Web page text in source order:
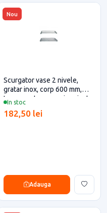
Nou
In stoc
Scurgator vase 2 nivele,
gratar inox, corp 600 mm,
Inoxa pentru casa si proiecte
182,50 lei
Adauga